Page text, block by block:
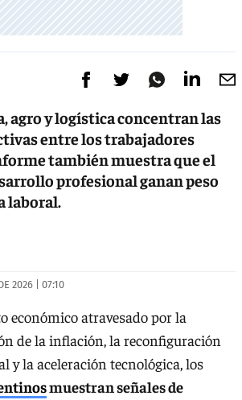
agro y logística concentran las
entre los trabajadores
también muestra que el
profesional ganan peso
laboral.
2026 | 07:10
económico atravesado por la
de la inflación, la reconfiguración
y la aceleración tecnológica, los
muestran señales de